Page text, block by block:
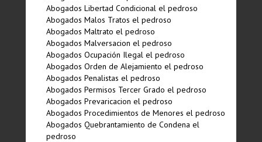
Abogados Libertad Condicional el pedroso
Abogados Malos Tratos el pedroso
Abogados Maltrato el pedroso
Abogados Malversacion el pedroso
Abogados Ocupación Ilegal el pedroso
Abogados Orden de Alejamiento el pedroso
Abogados Penalistas el pedroso
Abogados Permisos Tercer Grado el pedroso
Abogados Prevaricacion el pedroso
Abogados Procedimientos de Menores el pedroso
Abogados Quebrantamiento de Condena el
pedroso